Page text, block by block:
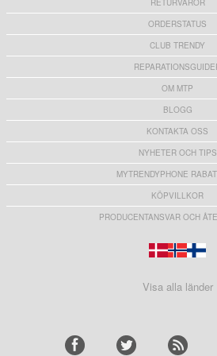
RETURVAROR
ORDERSTATUS
CLUB TRENDY
OM MTP
BLOGG
KONTAKTA OSS
NYHETER OCH TIPS
MYTRENDYPHONE
KÖPVILLKOR
PRODUCENTANSVAR OCH
Visa alla länder